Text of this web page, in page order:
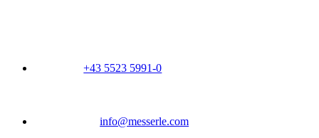
+43 5523 5991-0
info@messerle.com